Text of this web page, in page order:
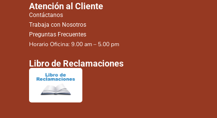
Atención al Cliente
Contáctanos
Trabaja con Nosotros
Preguntas Frecuentes
Horario Oficina: 9.00 am – 5.00 pm
Libro de Reclamaciones